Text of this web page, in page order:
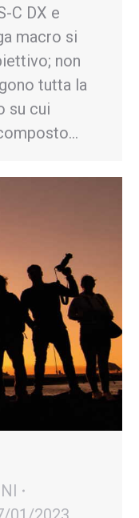
C DX e
macro si
non
tutta la
su cui